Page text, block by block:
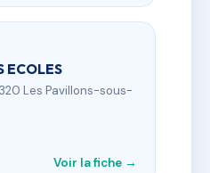
ECOLES
Les Pavillons-sous-
Voir la fiche →